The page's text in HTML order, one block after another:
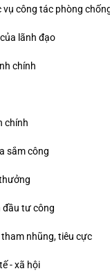
vụ công tác phòng
lãnh đạo
chính
chính
sắm công
đầu tư công
nhũng, tiêu cực
- xã hội